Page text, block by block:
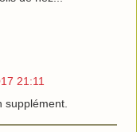
21:11
supplément.